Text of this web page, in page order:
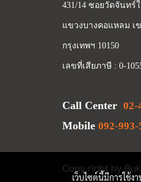
431/14 ซอยวัดจันทร์
แขวงบางคอแหลม เ
กรุงเทพฯ 10150
เลขที่เสียภาษี : 0-
Call Center 02-
Mobile 092-993-
Copy right by
เว็บไซต์นี้มีการใช้ง